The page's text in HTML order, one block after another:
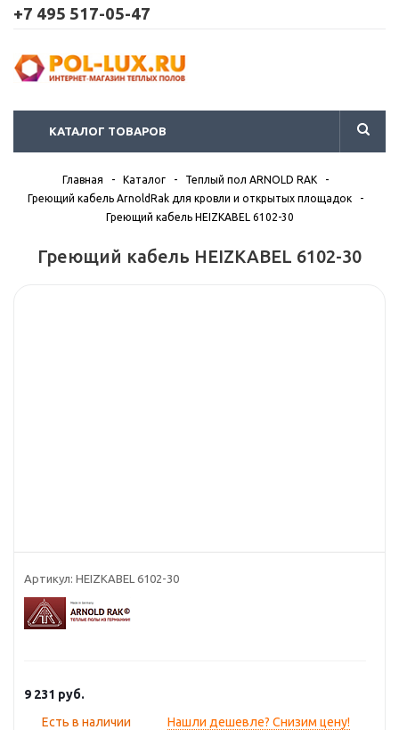
+7 495 517-05-47
КАТАЛОГ ТОВАРОВ
Главная - Каталог - Теплый пол ARNOLD RAK
-
Греющий кабель ArnoldRak для кровли и открытых площадок
-
Греющий кабель HEIZKABEL 6102-30
Греющий кабель HEIZKABEL 6102-30
Артикул: HEIZKABEL 6102-30
9 231 руб.
Есть в наличии
Нашли дешевле? Снизим цену!